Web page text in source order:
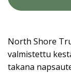
North Shore
valmistettu
takana